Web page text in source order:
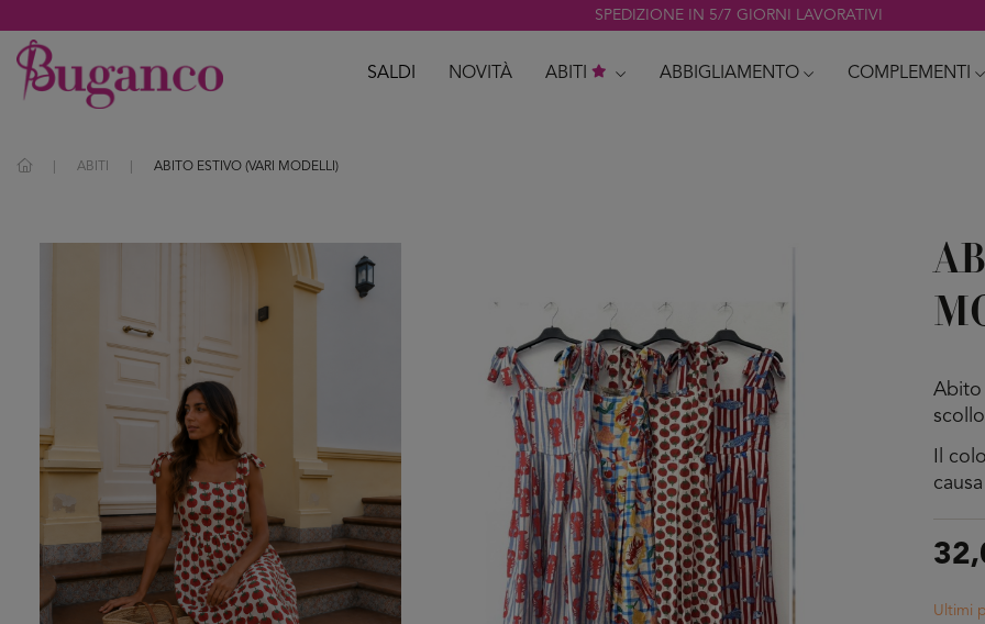
SPEDIZIONE IN 5/7 GIORNI LAVORATIVI
SALDI NOVITÀ ABITI ABBIGLIAMENTO COMPLEMENTI
ABITI ABITO ESTIVO (VARI MODELLI)
Abito
Il
Ultimi